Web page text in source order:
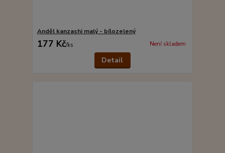
Anděl kanzashi malý - bílozelený
177 Kč/ks Není skladem
Detail